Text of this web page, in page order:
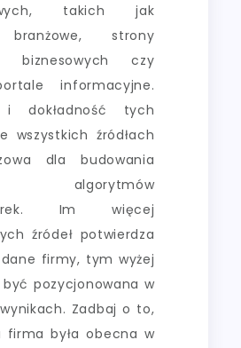
takich jak
strony
biznesowych czy
informacyjne.
i dokładność tych
wszystkich źródłach
dla budowania
algorytmów
Im więcej
źródeł potwierdza
firmy, tym wyżej
pozycjonowana w
Zadbaj o to,
firma była obecna w